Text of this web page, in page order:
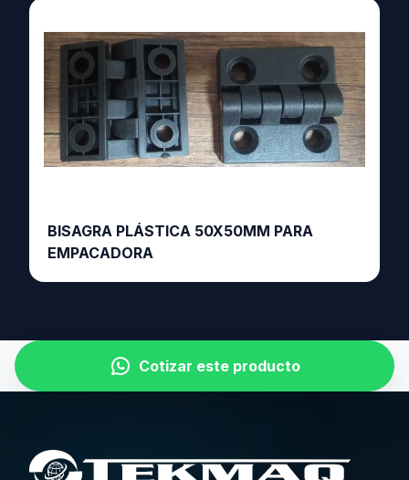
BISAGRA PLÁSTICA 50X50MM PARA
EMPACADORA
Cotizar este producto